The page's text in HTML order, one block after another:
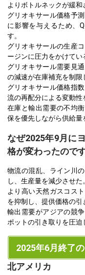
よりボトルネックが緩和
グリオキサール価格予
に影響を与えるため、
す。
グリオキサールの生産
ージンに圧力をかけてい
グリオキサール需要見
の減速が在庫補充を制限
グリオキサール価格指
流の再配分による変動性
在庫と輸出需要の不均
保を優先しながら供給量
なぜ2025年9月に
格が変わったのです
物流の混乱、ライン川
し、生産量を減少させた。
より高い天然ガスコス
を抑制し、提供価格の引
輸出需要がアジアの競
ポットの引き取りを圧迫
2025年6月終了
北アメリカ